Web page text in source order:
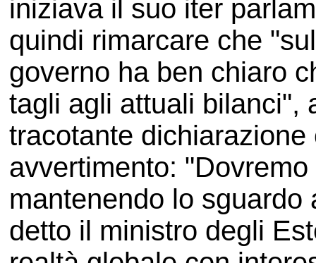
iniziava il suo iter
quindi rimarcare che
governo ha ben chiaro
tagli agli attuali bilanci",
tracotante
avvertimento:
mantenendo lo
detto il ministro degli